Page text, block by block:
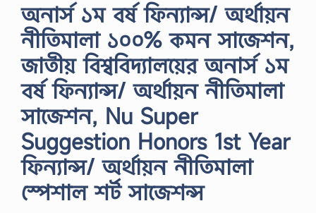
অনার্স ১ম বর্ষ ফিন্যান্স/ অর্থায়ন
নীতিমালা ১০০% কমন সাজেশন,
জাতীয় বিশ্ববিদ্যালয়ের অনার্স ১ম
বর্ষ ফিন্যান্স/ অর্থায়ন নীতিমালা
সাজেশন, Nu Super
Suggestion Honors 1st Year
ফিন্যান্স/ অর্থায়ন নীতিমালা
স্পেশাল শর্ট সাজেশন্স